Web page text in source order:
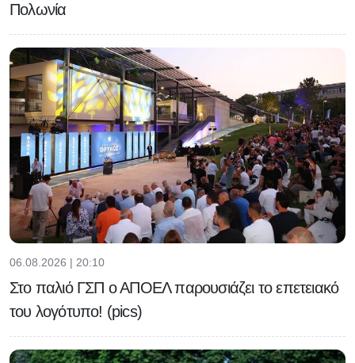
Πολωνία
06.08.2026 | 20:10
Στο παλιό ΓΣΠ ο ΑΠΟΕΛ παρουσιάζει το επετειακό
του λογότυπο! (pics)